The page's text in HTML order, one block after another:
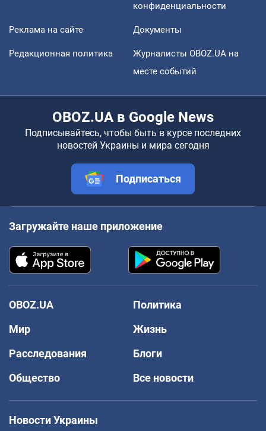
конфиденциальности
Реклама на сайте Документы
Редакционная политика
Журналисты OBOZ.UA на
месте событий
OBOZ.UA в Google News
Подписывайтесь, чтобы быть в курсе последних
новостей Украины и мира сегодня
Подписаться
Загружайте наше приложение
OBOZ.UA
Политика
Мир
Жизнь
Расследования
Блоги
Общество
Все новости
Новости Украины